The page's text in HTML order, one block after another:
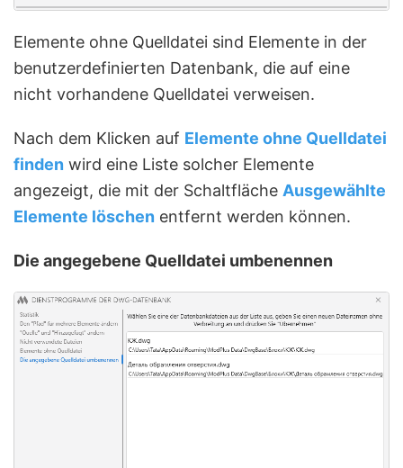
Elemente ohne Quelldatei sind Elemente in der
benutzerdefinierten Datenbank, die auf eine
nicht vorhandene Quelldatei verweisen.
Nach dem Klicken auf Elemente ohne Quelldatei
finden wird eine Liste solcher Elemente
angezeigt, die mit der Schaltfläche Ausgewählte
Elemente löschen entfernt werden können.
Die angegebene Quelldatei umbenennen